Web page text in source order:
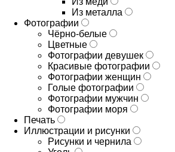
Из металла
Фотографии
Чёрно-белые
Цветные
Фотографии девушек
Красивые фотографии
Фотографии женщин
Голые фотографии
Фотографии мужчин
Фотографии моря
Печать
Иллюстрации и рисунки
Рисунки и чернила